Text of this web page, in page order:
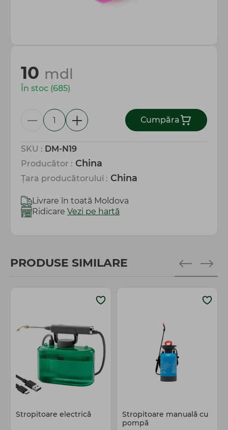
SKU : DM-N19
Producător : China
Țara producătorului : China
10 mdl
În stoc (685)
Сumpăra
Livrare în toată Moldova
Ridicare Vezi pe hartă
PRODUSE SIMILARE
Stropitoare electrică
Stropitoare manuală cu
pompă